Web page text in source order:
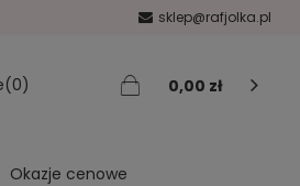
sklep@rafjolka.pl
0 0,00 zł
Okazje cenowe